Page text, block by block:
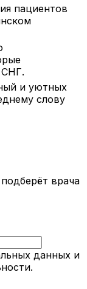
пациентов
СНГ.
и уютных
слову
врача
данных и
.